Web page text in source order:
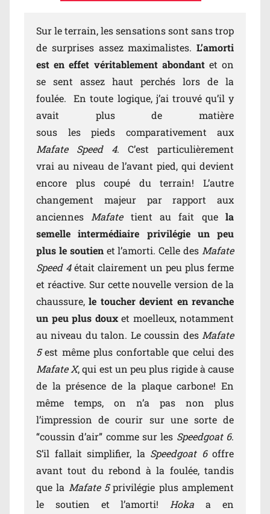
Sur le terrain, les sensations sont sans trop
de surprises assez maximalistes. L’amorti
est en effet véritablement abondantet on
se sent assez haut perchés lors de la
foulée. En toute logique, j’ai trouvé qu’il y
avait plus de matière
sous les pieds comparativement aux
Mafate Speed 4. C’est particulièrement
vrai au niveau de l’avant pied, qui devient
encore plus coupé du terrain! L’autre
changement majeur par rapport aux
anciennes Mafate tient au fait quela
semelle intermédiaire privilégie un peu
plus le soutien et l’amorti. Celle des Mafate
Speed 4était clairement un peu plus ferme
et réactive. Sur cette nouvelle version de la
chaussure,le toucher devient en revanche
un peu plus douxet moelleux, notamment
au niveau du talon. Le coussin desMafate
5est même plus confortable que celui des
Mafate X, qui est un peu plus rigide à cause
de la présence de la plaque carbone! En
même temps, on n’a pas non plus
l’impression de courir sur une sorte de
“coussin d’air” comme sur les Speedgoat 6.
S’il fallait simplifier, la Speedgoat 6offre
avant tout du rebond à la foulée, tandis
que la Mafate 5privilégie plus amplement
le soutien et l’amorti! Hokaa en